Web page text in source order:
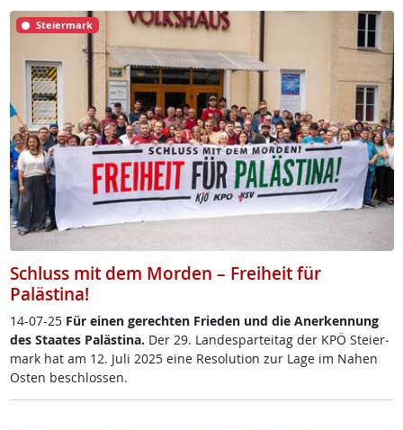
Steiermark
Schluss mit dem Morden – Freiheit für
Palästina!
14-07-25 Für ei­nen ge­rech­ten Frie­den und die An­er­ken­nung
des Staa­tes Pa­läs­t­i­na. Der 29. Lan­de­s­par­tei­tag der KPÖ Stei­er­
mark hat am 12. Ju­li 2025 ei­ne Re­so­lu­ti­on zur La­ge im Na­hen
Os­ten be­sch­los­sen.